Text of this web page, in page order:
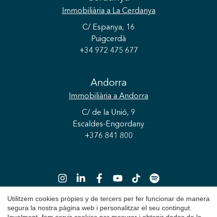
Immobiliària a La Cerdanya
C/ Espanya, 16
Puigcerdà
+34 972 475 677
Andorra
Immobiliària a Andorra
C/ de la Unió, 9
Escaldes-Engordany
+376 841 800
Utilitzem cookies pròpies y de tercers per fer funcionar de manera
segura la nostra pàgina web i personalitzar el seu contingut.
Guardar configuració Acceptar totes